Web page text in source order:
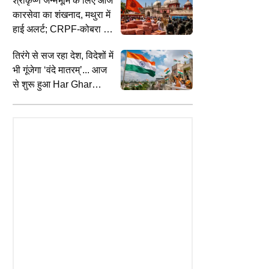
कारसेवा का शंखनाद, मथुरा में
हाई अलर्ट; CRPF-कोबरा ने
तिरंगे से सज रहा देश, विदेशों में
भी गूंजेगा ‘वंदे मातरम्’... आज
से शुरू हुआ Har Ghar